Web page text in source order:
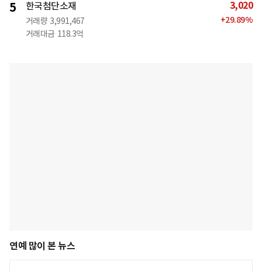
5 한국첨단소재
거래량 3,991,467
거래대금 118.3억
3,020
+29.89%
연예 많이 본 뉴스